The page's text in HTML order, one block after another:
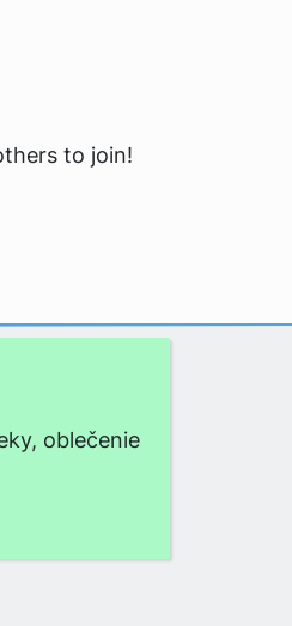
to join!
oblečenie